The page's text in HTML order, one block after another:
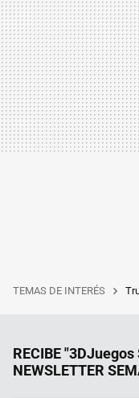
TEMAS DE INTERÉS
RECIBE
NEWSLETTER